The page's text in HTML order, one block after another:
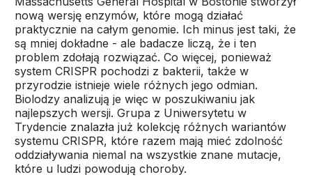
nową wersję enzymów, które mogą działać
praktycznie na całym genomie. Ich minus jest taki, że
są mniej dokładne - ale badacze liczą, że i ten
problem zdołają rozwiązać. Co więcej, ponieważ
system CRISPR pochodzi z bakterii, także w
przyrodzie istnieje wiele różnych jego odmian.
Biolodzy analizują je więc w poszukiwaniu jak
najlepszych wersji. Grupa z Uniwersytetu w
Trydencie znalazła już kolekcję różnych wariantów
systemu CRISPR, które razem mają mieć zdolność
oddziaływania niemal na wszystkie znane mutacje,
które u ludzi powodują choroby.